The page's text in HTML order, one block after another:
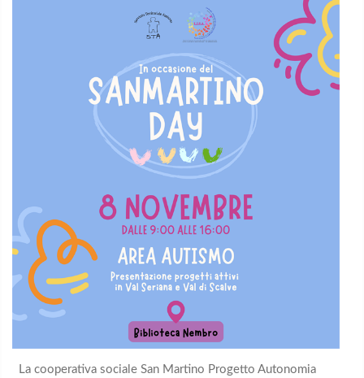
La cooperativa sociale San Martino Progetto Autonomia